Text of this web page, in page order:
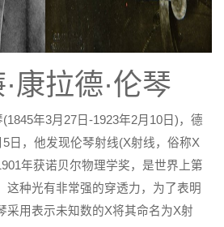
·康拉德·伦琴
(1845年3月27日-1923年2月10日)，德
5日，他发现伦琴射线(X射线，俗称X
年获诺贝尔物理学奖，是世界上第
这种光有非常强的穿透力，为了表明
采用表示未知数的X将其命名为X射